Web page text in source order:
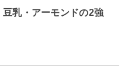
豆乳・アーモンドの2強